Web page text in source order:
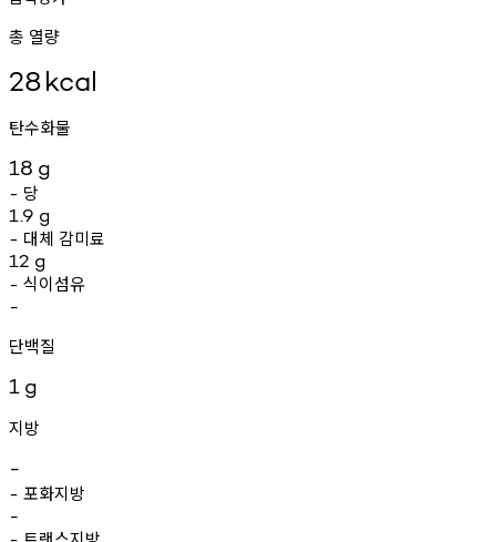
총 열량
28kcal
탄수화물
18 g
- 당
1.9 g
- 대체 감미료
12 g
- 식이섬유
-
단백질
1 g
지방
-
- 포화지방
-